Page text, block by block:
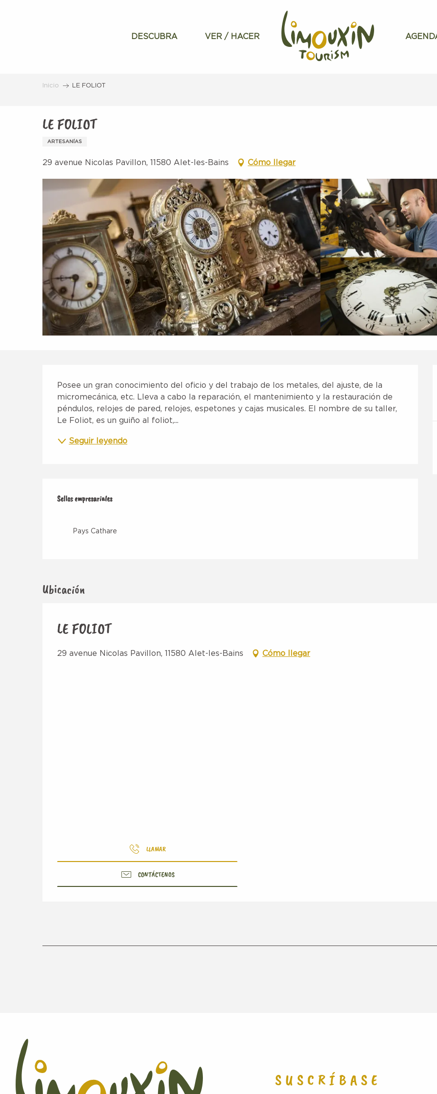
DESCUBRA VER / HACER
Inicio LE FOLIOT
LE FOLIOT
ARTESANÍAS
29 avenue Nicolas Pavillon, 11580 Alet-les-Bains Cómo llegar
Descripción
Posee un gran conocimiento del oficio y del trabajo de los metales, del ajuste, de la
micromecánica, etc. Lleva a cabo la reparación, el mantenimiento y la restauración de
péndulos, relojes de pared, relojes, espetones y cajas musicales. El nombre de su taller,
Le Foliot, es un guiño al foliot,...
Seguir leyendo
Oferta de prestaciones
Sellos empresariales
Sellos empresariales
Pays Cathare
Ubicación
LE FOLIOT
29 avenue Nicolas Pavillon, 11580 Alet-les-Bains Cómo llegar
LLAMAR
CONTÁCTENOS
SUSCRÍBASE